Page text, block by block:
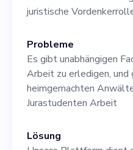
brauchen
die
unseres
bewältigen
strategische
um uns zum
juristische
Probleme
Es gibt unabhängigen
Arbeit zu erledigen, und
heimgemachten
Jurastudenten Arbeit
Lösung